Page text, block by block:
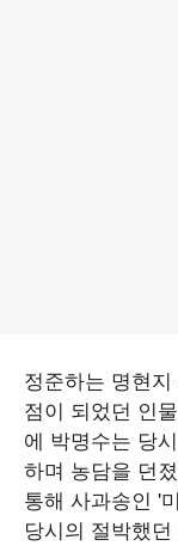
정준하는 명현
점이 되었던 인
에 박명수는 당
하며 농담을 던
통해 사과송인 '
당시의 절박했